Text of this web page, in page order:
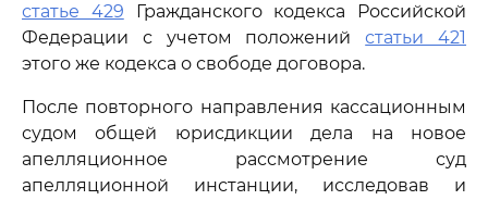
статье 429 Гражданского кодекса Российской
Федерации с учетом положенийстатьи 421
этого же кодекса о свободе договора.
После повторного направления кассационным
судом общей юрисдикции дела на новое
апелляционное рассмотрение суд
апелляционной инстанции, исследовав и